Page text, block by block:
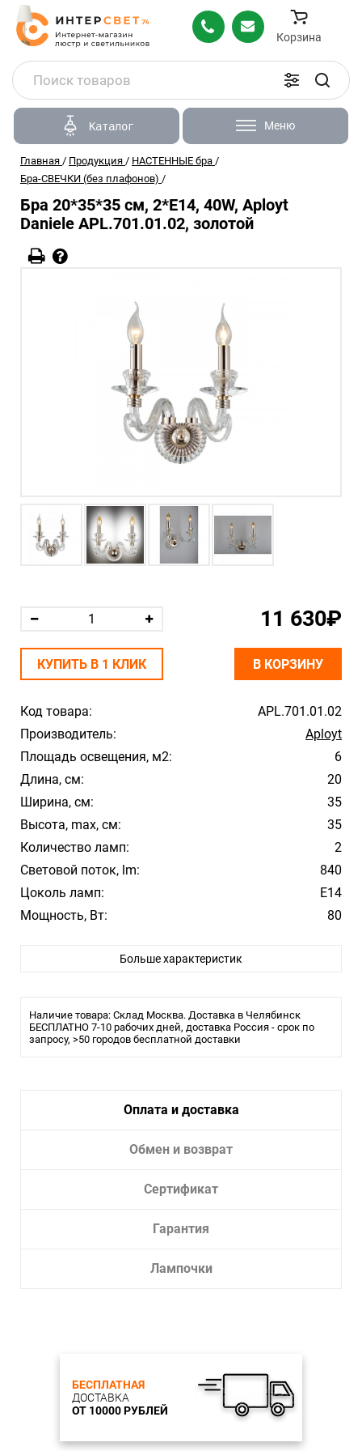
Корзина
Каталог Меню
Главная / Продукция / НАСТЕННЫЕ бра /
Бра-СВЕЧКИ (без плафонов) /
Бра 20*35*35 см, 2*E14, 40W, Aployt
Daniele APL.701.01.02, золотой
Код товара:
APL.701.01.02
Производитель:
Aployt
Площадь освещения, м2:
6
Длина, см:
20
Ширина, см:
35
Высота, max, см:
35
Количество ламп:
2
Световой поток, lm:
840
Цоколь ламп:
E14
Мощность, Вт:
80
Больше характеристик
Наличие товара: Склад Москва. Доставка в Челябинск
БЕСПЛАТНО 7-10 рабочих дней, доставка Россия - срок по
запросу, >50 городов бесплатной доставки
11 630₽
КУПИТЬ В 1 КЛИК В КОРЗИНУ
Оплата и доставка
Обмен и возврат
Сертификат
Гарантия
Лампочки
БЕСПЛАТНАЯ
ДОСТАВКА
ОТ 10000 РУБЛЕЙ